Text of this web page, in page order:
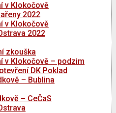
v Klokočově
2022
v Klokočově
2022
zkouška
v Klokočově – podzim
DK Poklad
– Bublina
– CeČaS